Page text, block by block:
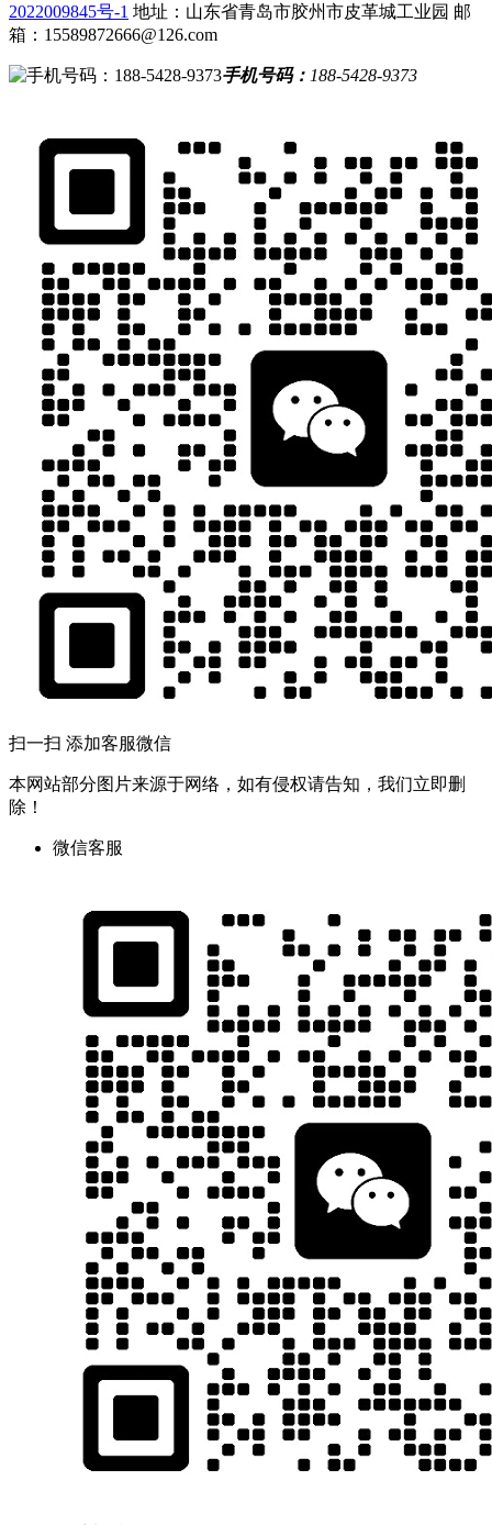
2022009845号-1 地址：山东省青岛市胶州市皮革城工业园 邮
箱：15589872666@126.com
手机号码： 188-5428-9373
扫一扫 添加客服微信
本网站部分图片来源于网络，如有侵权请告知，我们立即删
除！
微信客服